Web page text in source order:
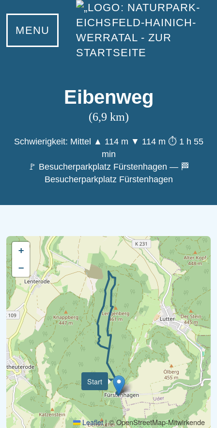
MENU
Eibenweg
(6,9 km)
Schwierigkeit: Mittel ▲ 114 m ▼ 114 m ⏱ 1 h 55
min
🚩 Besucherparkplatz Fürstenhagen — 🏁
Besucherparkplatz Fürstenhagen
Start
+
−
Leaflet|© OpenStreetMap-Mitwirkende